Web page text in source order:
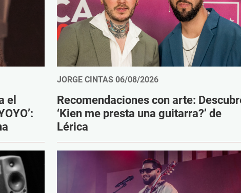
el
JORGE CINTAS 06/08/2026
Recomendaciones con arte:
‘Kien me presta una guitarra?’ de
Lérica